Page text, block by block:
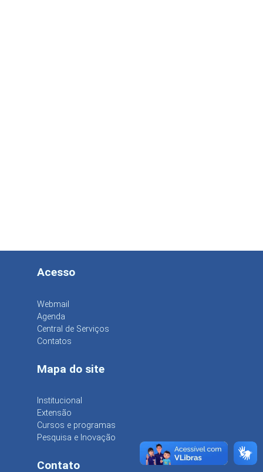
Acesso
Webmail
Agenda
Central de Serviços
Contatos
Mapa do site
Institucional
Extensão
Cursos e programas
Pesquisa e Inovação
Contato